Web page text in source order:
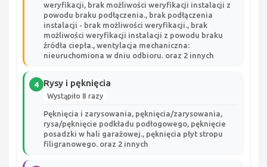
weryfikacji, brak możliwości weryfikacji instalacji z
powodu braku podłączenia., brak podłączenia
instalacji - brak możliwości weryfikacji., brak
możliwości weryfikacji instalacji z powodu braku
źródła ciepła., wentylacja mechaniczna:
nieuruchomiona w dniu odbioru. oraz 2 innych
4 Rysy i pęknięcia
Wystąpiło 8 razy
Pęknięcia i zarysowania, pęknięcia/zarysowania,
rysa/pęknięcie podkładu podłogowego, pęknięcie
posadzki w hali garażowej., pęknięcia płyt stropu
filigranowego. oraz 2 innych